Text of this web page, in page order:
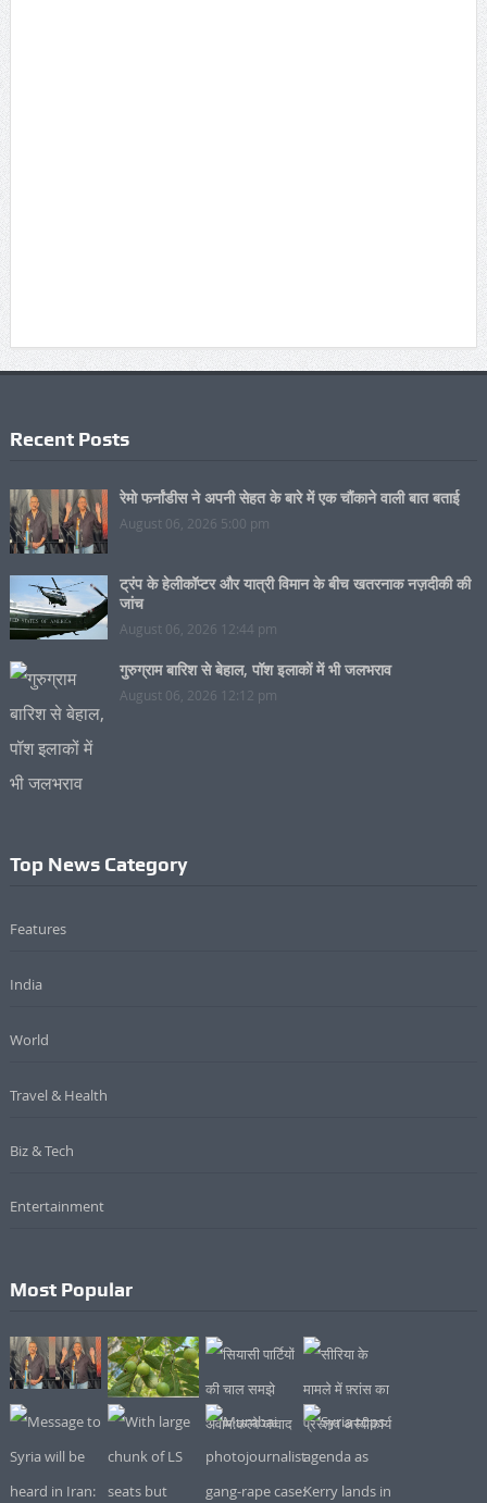
Recent Posts
रेमो फर्नांडीस ने अपनी सेहत के बारे में एक चौंकाने वाली बात बताई
August 06, 2026 5:00 pm
ट्रंप के हेलीकॉप्टर और यात्री विमान के बीच खतरनाक नज़दीकी की
जांच
August 06, 2026 12:44 pm
गुरुग्राम बारिश से बेहाल, पॉश इलाकों में भी जलभराव
August 06, 2026 12:12 pm
Top News Category
Features
India
World
Travel & Health
Biz & Tech
Entertainment
Most Popular